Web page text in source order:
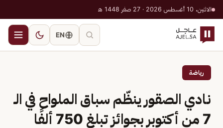
الاثنين، 10 أغسطس 2026 · 27 صفر 1448 هـ
EN
رياضة
نادي الصقور ينظّم سباق الملواح في الـ
7 من أكتوبر بجوائز تبلغ 750 ألفًا